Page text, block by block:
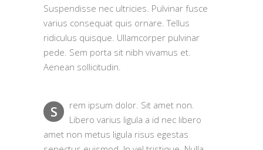
Suspendisse nec ultricies. Pulvinar fusce
varius consequat quis ornare. Tellus
ridiculus quisque. Ullamcorper pulvinar
pede. Sem porta sit nibh vivamus et.
Aenean sollicitudin.
S
rem ipsum dolor. Sit amet non.
Libero varius ligula a id nec libero
amet non metus ligula risus egestas